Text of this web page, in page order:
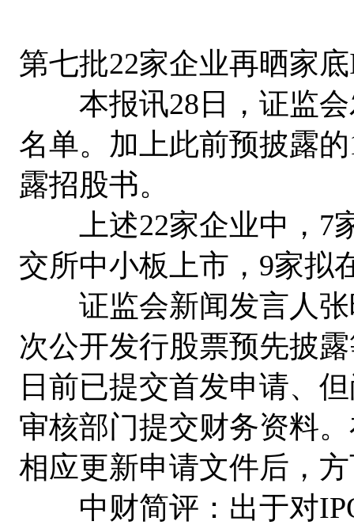
第七批22家企业再晒家
本报讯28日，证监会
名单。加上此前预披露
露招股书。
上述22家企业中，7
交所中小板上市，9家拟
证监会新闻发言人张
次公开发行股票预先披
日前已提交首发申请、
审核部门提交财务资料
相应更新申请文件后，
中财简评：出于对